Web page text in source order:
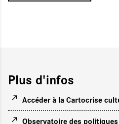
Plus d'infos
Accéder à la Cartocrise
Observatoire des